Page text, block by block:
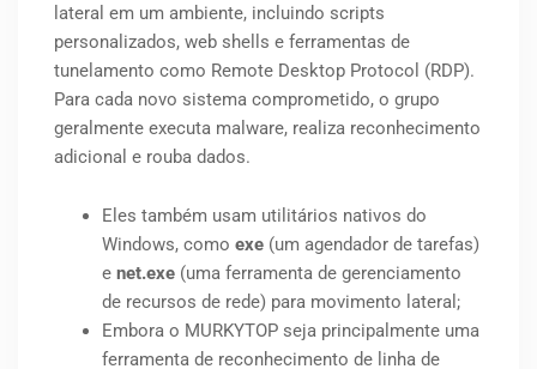
lateral em um ambiente, incluindo scripts
personalizados, web shells e ferramentas de
tunelamento como Remote Desktop Protocol (RDP).
Para cada novo sistema comprometido, o grupo
geralmente executa malware, realiza reconhecimento
adicional e rouba dados.
Eles também usam utilitários nativos do
Windows, como exe (um agendador de tarefas)
e net.exe (uma ferramenta de gerenciamento
de recursos de rede) para movimento lateral;
Embora o MURKYTOP seja principalmente uma
ferramenta de reconhecimento de linha de